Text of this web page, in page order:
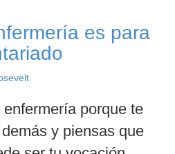
es para
porque te
y piensas que